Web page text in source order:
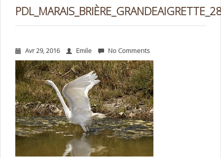
Avr 29, 2016 Emile No Comments